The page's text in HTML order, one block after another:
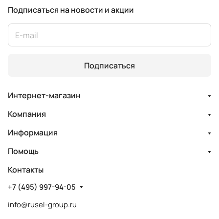
Подписаться на новости и акции
Подписаться
Интернет-магазин
Компания
Информация
Помощь
Контакты
+7 (495) 997-94-05
info@rusel-group.ru